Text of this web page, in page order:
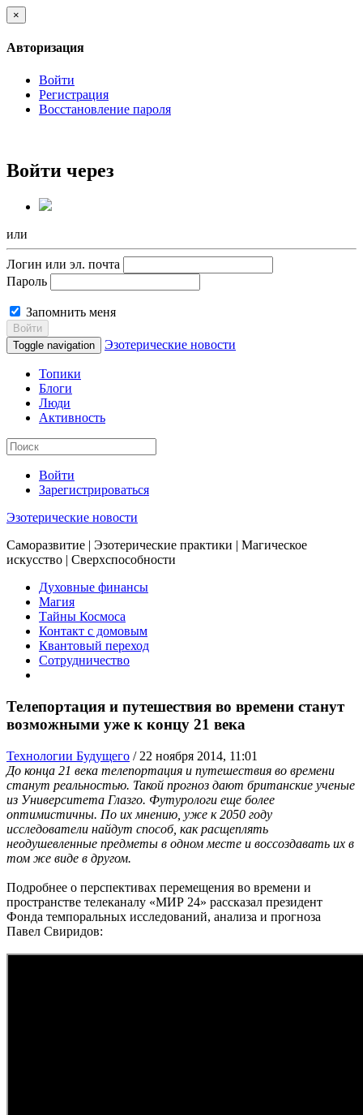
×
Авторизация
Войти
Регистрация
Восстановление пароля
Войти через
или
Логин или эл. почта
Пароль
Запомнить меня
Войти
Toggle navigation
Эзотерические новости
Топики
Блоги
Люди
Активность
Войти
Зарегистрироваться
Эзотерические новости
Саморазвитие | Эзотерические практики | Магическое
искусство | Сверхспособности
Духовные финансы
Магия
Тайны Космоса
Контакт с домовым
Квантовый переход
Сотрудничество
Телепортация и путешествия во времени станут
возможными уже к концу 21 века
Технологии Будущего / 22 ноября 2014, 11:01
До конца 21 века телепортация и путешествия во времени
станут реальностью. Такой прогноз дают британские ученые
из Университета Глазго. Футурологи еще более
оптимистичны. По их мнению, уже к 2050 году
исследователи найдут способ, как расщеплять
неодушевленные предметы в одном месте и воссоздавать их в
том же виде в другом.
Подробнее о перспективах перемещения во времени и
пространстве телеканалу «МИР 24» рассказал президент
Фонда темпоральных исследований, анализа и прогноза
Павел Свиридов: